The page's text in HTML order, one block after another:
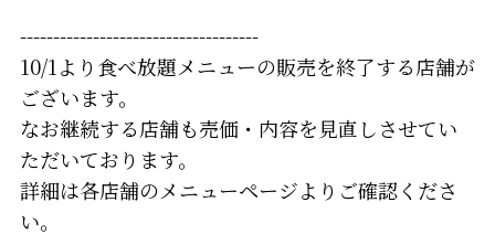
------------------------------------
10/1より食べ放題メニューの販売を終了する店舗が
ございます。
なお継続する店舗も売価・内容を見直しさせてい
ただいております。
詳細は各店舗のメニューページよりご確認くださ
い。